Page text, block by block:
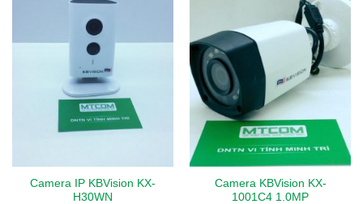
Camera IP KBVision KX-
H30WN
Camera KBVision KX-
1001C4 1.0MP